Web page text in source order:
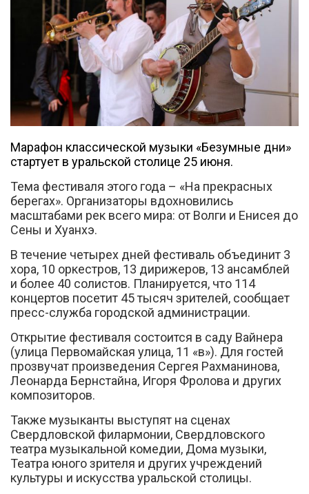
показывать
Вконтакте
Марафон классической музыки «Безумные дни»
стартует в уральской столице 25 июня.
Тема фестиваля этого года – «На прекрасных
берегах». Организаторы вдохновились
масштабами рек всего мира: от Волги и Енисея до
Сены и Хуанхэ.
В течение четырех дней фестиваль объединит 3
хора, 10 оркестров, 13 дирижеров, 13 ансамблей
и более 40 солистов. Планируется, что 114
концертов посетит 45 тысяч зрителей, сообщает
пресс-служба городской администрации.
Открытие фестиваля состоится в саду Вайнера
(улица Первомайская улица, 11 «в»). Для гостей
прозвучат произведения Сергея Рахманинова,
Леонарда Бернстайна, Игоря Фролова и других
композиторов.
Также музыканты выступят на сценах
Свердловской филармонии, Свердловского
театра музыкальной комедии, Дома музыки,
Театра юного зрителя и других учреждений
культуры и искусства уральской столицы.